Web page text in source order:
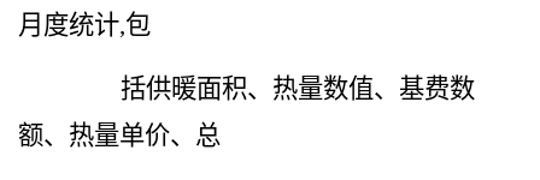
月度统计,包
括供暖面积、热量数值、基费数
额、热量单价、总